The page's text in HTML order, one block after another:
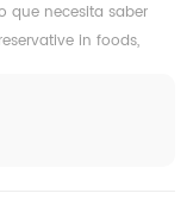
que necesita saber
in foods,